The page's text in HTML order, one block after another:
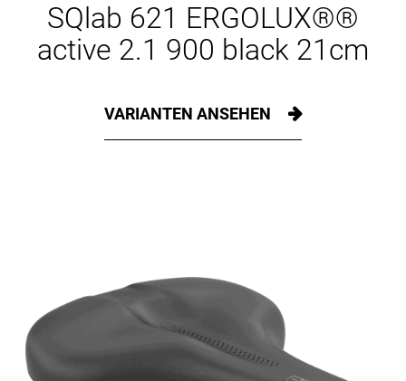
SQlab 621 ERGOLUX®®
active 2.1 900 black 21cm
VARIANTEN ANSEHEN